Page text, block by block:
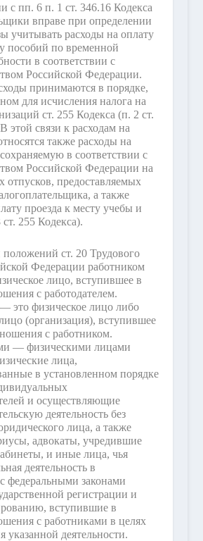
с пп. 6 п. 1 ст. 346.16 Кодекса
вправе при определении
учитывать расходы на оплату
пособий по временной
в соответствии с
Российской Федерации.
принимаются в порядке,
для исчисления налога на
ст. 255 Кодекса (п. 2 ст.
этой связи к расходам на
также расходы на
в соответствии с
Российской Федерации на
отпусков, предоставляемых
а также
проезда к месту учебы и
255 Кодекса).
ст. 20 Трудового
Федерации работником
лицо, вступившее в
с работодателем.
это физическое лицо либо
(организация), вступившее
с работником.
— физическими лицами
лица,
в установленном порядке
и осуществляющие
деятельность без
лица, а также
адвокаты, учредившие
и иные лица, чья
деятельность в
федеральными законами
регистрации и
вступившие в
с работниками в целях
указанной деятельности.